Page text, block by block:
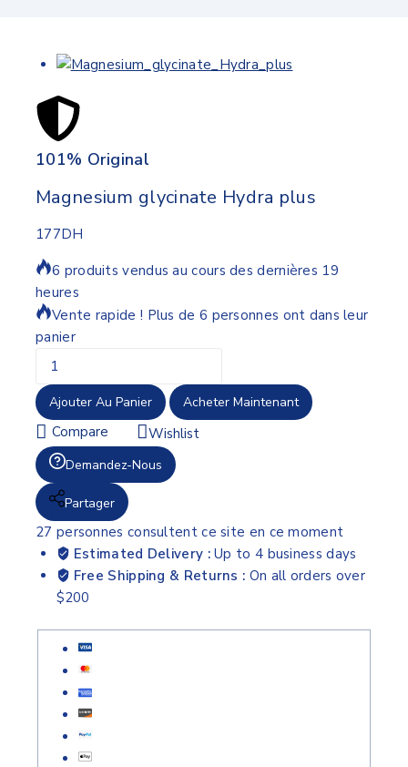
101% Original
Magnesium glycinate Hydra plus
177DH
6 produits vendus au cours des dernières 19
heures
Vente rapide ! Plus de 6 personnes ont dans leur
panier
Ajouter Au Panier Acheter Maintenant
Compare Wishlist
Demandez-Nous
Partager
27 personnes consultent ce site en ce moment
Estimated Delivery :Up to 4 business days
Free Shipping & Returns : On all orders over
$200